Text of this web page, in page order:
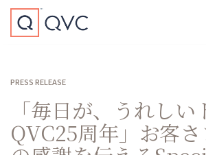
PRESS RELEASE
「毎日が、うれしい
QVC25周年」お客